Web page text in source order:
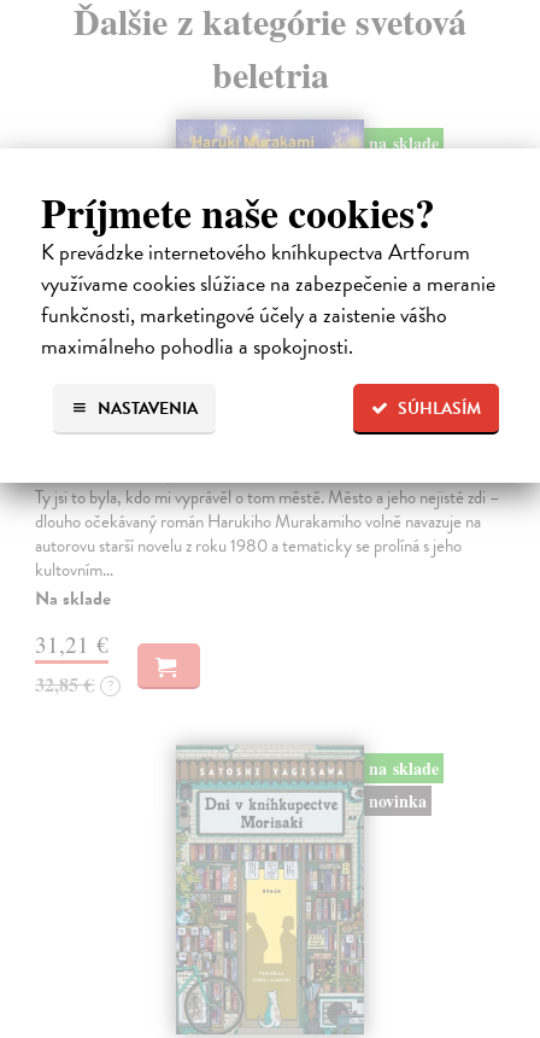
Príjmete naše cookies?
K prevádzke internetového kníhkupectva Artforum
využívame cookies slúžiace na zabezpečenie a meranie
funkčnosti, marketingové účely a zaistenie vášho
maximálneho pohodlia a spokojnosti.
SÚHLASÍM
NASTAVENIA
Ďalšie z kategórie svetová
beletria
na sklade
Město a jeho nejisté zdi
Ty jsi to byla, kdo mi vyprávěl o tom městě. Město a jeho nejisté zdi –
dlouho očekávaný román Harukiho Murakamiho volně navazuje na
autorovu starší novelu z roku 1980 a tematicky se prolíná s jeho
kultovním…
Na sklade
31,21 €
32,85 € ?
na sklade
novinka